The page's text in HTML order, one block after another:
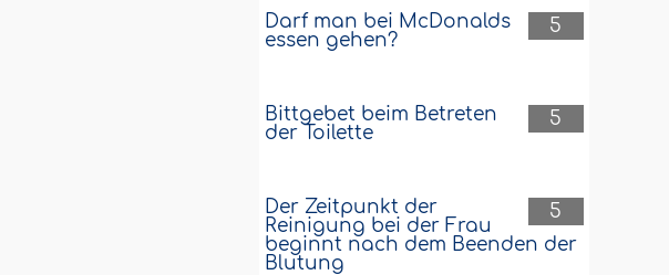
5
Darf man bei McDonalds
essen gehen?
5
Bittgebet beim Betreten
der Toilette
5
Der Zeitpunkt der
Reinigung bei der Frau
beginnt nach dem Beenden der
Blutung